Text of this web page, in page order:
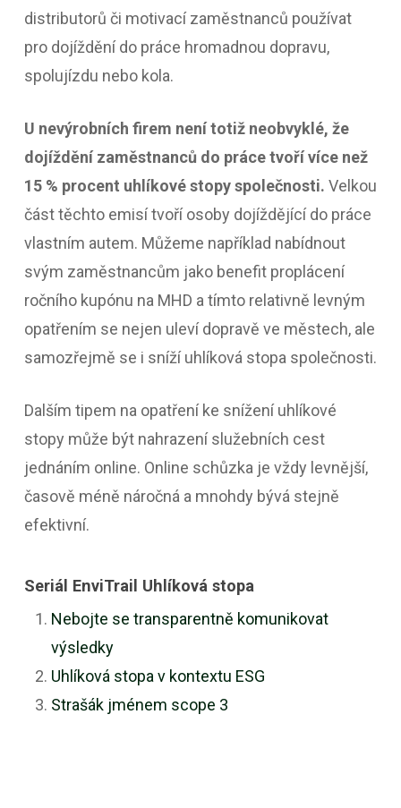
distributorů či motivací zaměstnanců používat
pro dojíždění do práce hromadnou dopravu,
spolujízdu nebo kola.
U nevýrobních firem není totiž neobvyklé, že
dojíždění zaměstnanců do práce tvoří více než
15 % procent uhlíkové stopy společnosti. Velkou
část těchto emisí tvoří osoby dojíždějící do práce
vlastním autem. Můžeme například nabídnout
svým zaměstnancům jako benefit proplácení
ročního kupónu na MHD a tímto relativně levným
opatřením se nejen uleví dopravě ve městech, ale
samozřejmě se i sníží uhlíková stopa společnosti.
Dalším tipem na opatření ke snížení uhlíkové
stopy může být nahrazení služebních cest
jednáním online. Online schůzka je vždy levnější,
časově méně náročná a mnohdy bývá stejně
efektivní.
Seriál EnviTrail Uhlíková stopa
Nebojte se transparentně komunikovat
výsledky
Uhlíková stopa v kontextu ESG
Strašák jménem scope 3